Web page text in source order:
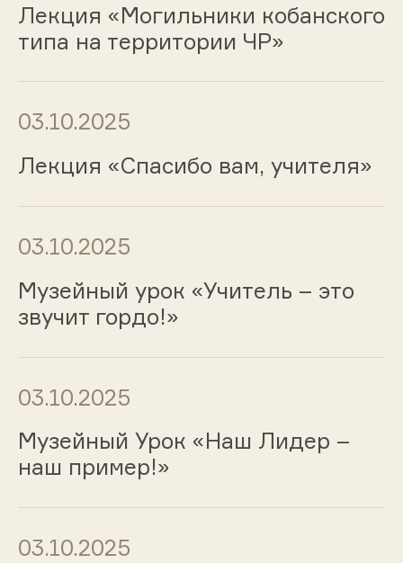
Лекция «Могильники кобанского
типа на территории ЧР»
03.10.2025
Лекция «Спасибо вам, учителя»
03.10.2025
Музейный урок «Учитель – это
звучит гордо!»
03.10.2025
Музейный Урок «Наш Лидер –
наш пример!»
03.10.2025